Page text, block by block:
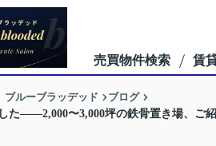
売買物件検索 賃
ルーブラッデッド
ブログ
た——2,000〜3,000坪の鉄骨置き場、ご